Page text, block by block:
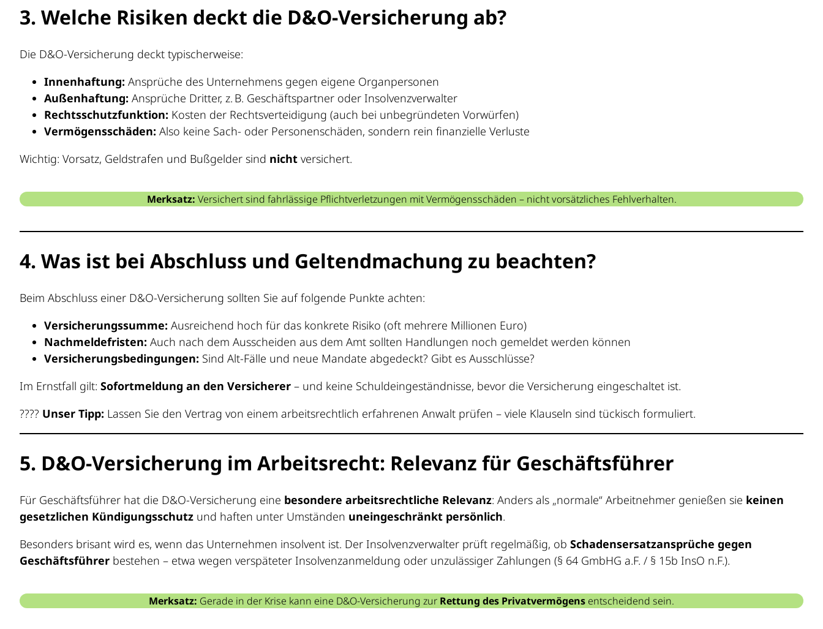
3. Welche Risiken deckt die D&O-Versicherung ab?
Die D&O-Versicherung deckt typischerweise:
Innenhaftung: Ansprüche des Unternehmens gegen eigene Organpersonen
Außenhaftung: Ansprüche Dritter, z. B. Geschäftspartner oder Insolvenzverwalter
Rechtsschutzfunktion: Kosten der Rechtsverteidigung (auch bei unbegründeten Vorwürfen)
Vermögensschäden: Also keine Sach- oder Personenschäden, sondern rein finanzielle Verluste
Wichtig: Vorsatz, Geldstrafen und Bußgelder sind nicht versichert.
Merksatz: Versichert sind fahrlässige Pflichtverletzungen mit Vermögensschäden – nicht vorsätzliches Fehlverhalten.
4. Was ist bei Abschluss und Geltendmachung zu beachten?
Beim Abschluss einer D&O-Versicherung sollten Sie auf folgende Punkte achten:
Versicherungssumme: Ausreichend hoch für das konkrete Risiko (oft mehrere Millionen Euro)
Nachmeldefristen: Auch nach dem Ausscheiden aus dem Amt sollten Handlungen noch gemeldet werden können
Versicherungsbedingungen: Sind Alt-Fälle und neue Mandate abgedeckt? Gibt es Ausschlüsse?
Im Ernstfall gilt: Sofortmeldung an den Versicherer – und keine Schuldeingeständnisse, bevor die Versicherung eingeschaltet ist.
???? Unser Tipp: Lassen Sie den Vertrag von einem arbeitsrechtlich erfahrenen Anwalt prüfen – viele Klauseln sind tückisch formuliert.
5. D&O-Versicherung im Arbeitsrecht: Relevanz für Geschäftsführer
Für Geschäftsführer hat die D&O-Versicherung eine besondere arbeitsrechtliche Relevanz: Anders als „normale“ Arbeitnehmer genießen sie keinen
gesetzlichen Kündigungsschutz und haften unter Umständen uneingeschränkt persönlich.
Besonders brisant wird es, wenn das Unternehmen insolvent ist. Der Insolvenzverwalter prüft regelmäßig, ob Schadensersatzansprüche gegen
Geschäftsführer bestehen – etwa wegen verspäteter Insolvenzanmeldung oder unzulässiger Zahlungen (§ 64 GmbHG a.F. / § 15b InsO n.F.).
Merksatz: Gerade in der Krise kann eine D&O-Versicherung zur Rettung des Privatvermögens entscheidend sein.